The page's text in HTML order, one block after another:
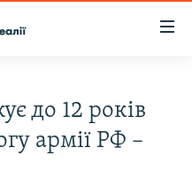
до 12 років
армії РФ –